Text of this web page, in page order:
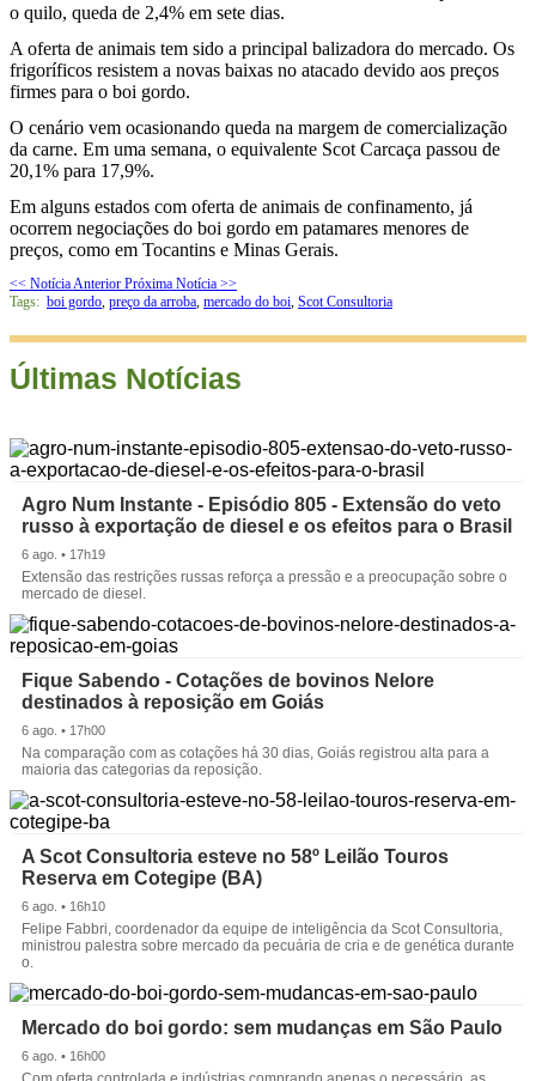
o quilo, queda de 2,4% em sete dias.
A oferta de animais tem sido a principal balizadora do mercado. Os
frigoríficos resistem a novas baixas no atacado devido aos preços
firmes para o boi gordo.
O cenário vem ocasionando queda na margem de comercialização
da carne. Em uma semana, o equivalente Scot Carcaça passou de
20,1% para 17,9%.
Em alguns estados com oferta de animais de confinamento, já
ocorrem negociações do boi gordo em patamares menores de
preços, como em Tocantins e Minas Gerais.
<< Notícia Anterior Próxima Notícia >>
Tags: boi gordo, preço da arroba, mercado do boi, Scot Consultoria
Últimas Notícias
Agro Num Instante - Episódio 805 - Extensão do veto
russo à exportação de diesel e os efeitos para o Brasil
6 ago. • 17h19
Extensão das restrições russas reforça a pressão e a preocupação sobre o
mercado de diesel.
Fique Sabendo - Cotações de bovinos Nelore
destinados à reposição em Goiás
6 ago. • 17h00
Na comparação com as cotações há 30 dias, Goiás registrou alta para a
maioria das categorias da reposição.
A Scot Consultoria esteve no 58º Leilão Touros
Reserva em Cotegipe (BA)
6 ago. • 16h10
Felipe Fabbri, coordenador da equipe de inteligência da Scot Consultoria,
ministrou palestra sobre mercado da pecuária de cria e de genética durante
o.
Mercado do boi gordo: sem mudanças em São Paulo
6 ago. • 16h00